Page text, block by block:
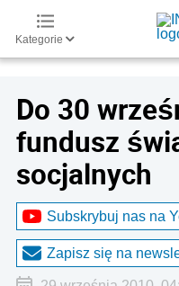
Kategorie
Do 30
fundusz
socjalnych
Subskrybuj nas na
Zapisz się na